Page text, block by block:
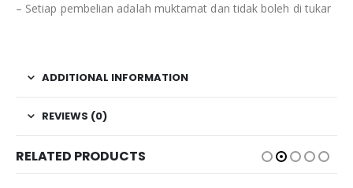
– Setiap pembelian adalah muktamat dan tidak boleh di tukar
ADDITIONAL INFORMATION
REVIEWS (0)
RELATED PRODUCTS